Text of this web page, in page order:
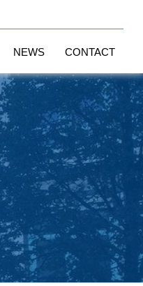
NEWS CONTACT